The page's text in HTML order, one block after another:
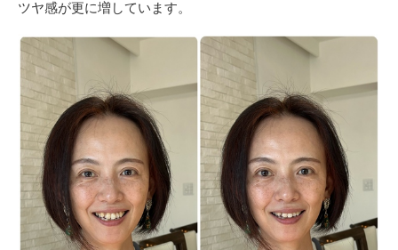
ツヤ感が更に増しています。